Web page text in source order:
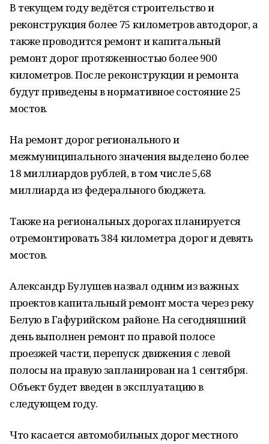
В текущем году ведётся строительство и
реконструкция более 75 километров автодорог, а
также проводится ремонт и капитальный
ремонт дорог протяженностью более 900
километров. После реконструкции и ремонта
будут приведены в нормативное состояние 25
мостов.
На ремонт дорог регионального и
межмуниципального значения выделено более
18 миллиардов рублей, в том числе 5,68
миллиарда из федерального бюджета.
Также на региональных дорогах планируется
отремонтировать 384 километра дорог и девять
мостов.
Александр Булушев назвал одним из важных
проектов капитальный ремонт моста через реку
Белую в Гафурийском районе. На сегодняшний
день выполнен ремонт по правой полосе
проезжей части, перепуск движения с левой
полосы на правую запланирован на 1 сентября.
Объект будет введен в эксплуатацию в
следующем году.
Что касается автомобильных дорог местного